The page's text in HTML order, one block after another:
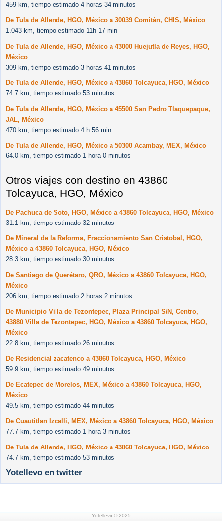
459 km, tiempo estimado 4 horas 34 minutos
De Tula de Allende, HGO, México a 30039 Comitán, CHIS, México
1.043 km, tiempo estimado 11h 17 min
De Tula de Allende, HGO, México a 43000 Huejutla de Reyes, HGO,
México
309 km, tiempo estimado 3 horas 41 minutos
De Tula de Allende, HGO, México a 43860 Tolcayuca, HGO, México
74.7 km, tiempo estimado 53 minutos
De Tula de Allende, HGO, México a 45500 San Pedro Tlaquepaque,
JAL, México
470 km, tiempo estimado 4 h 56 min
De Tula de Allende, HGO, México a 50300 Acambay, MEX, México
64.0 km, tiempo estimado 1 hora 0 minutos
Otros viajes con destino en 43860
Tolcayuca, HGO, México
De Pachuca de Soto, HGO, México a 43860 Tolcayuca, HGO, México
31.1 km, tiempo estimado 32 minutos
De Mineral de la Reforma, Fraccionamiento San Cristobal, HGO,
México a 43860 Tolcayuca, HGO, México
28.3 km, tiempo estimado 30 minutos
De Santiago de Querétaro, QRO, México a 43860 Tolcayuca, HGO,
México
206 km, tiempo estimado 2 horas 2 minutos
De Municipio Villa de Tezontepec, Plaza Principal S/N, Centro,
43880 Villa de Tezontepec, HGO, México a 43860 Tolcayuca, HGO,
México
22.8 km, tiempo estimado 26 minutos
De Residencial zacatenco a 43860 Tolcayuca, HGO, México
59.9 km, tiempo estimado 49 minutos
De Ecatepec de Morelos, MEX, México a 43860 Tolcayuca, HGO,
México
49.5 km, tiempo estimado 44 minutos
De Cuautitlan Izcalli, MEX, México a 43860 Tolcayuca, HGO, México
77.7 km, tiempo estimado 1 hora 3 minutos
De Tula de Allende, HGO, México a 43860 Tolcayuca, HGO, México
74.7 km, tiempo estimado 53 minutos
Yotellevo en twitter
Yotellevo © 2025